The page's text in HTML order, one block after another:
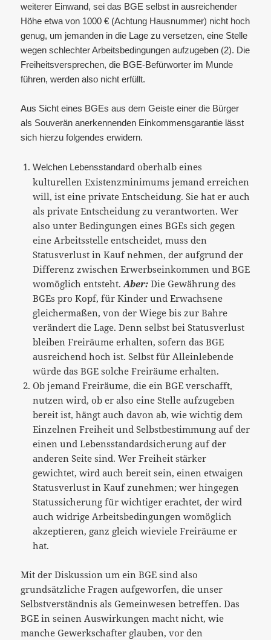
weiterer Einwand, sei das BGE selbst in ausreichender
Höhe etwa von 1000 € (Achtung Hausnummer) nicht hoch
genug, um jemanden in die Lage zu versetzen, eine Stelle
wegen schlechter Arbeitsbedingungen aufzugeben (2). Die
Freiheitsversprechen, die BGE-Befürworter im Munde
führen, werden also nicht erfüllt.
Aus Sicht eines BGEs aus dem Geiste einer die Bürger
als Souverän anerkennenden Einkommensgarantie lässt
sich hierzu folgendes erwidern.
Welchen Lebensstandard oberhalb eines
kulturellen Existenzminimums jemand erreichen
will, ist eine private Entscheidung. Sie hat er auch
als private Entscheidung zu verantworten. Wer
also unter Bedingungen eines BGEs sich gegen
eine Arbeitsstelle entscheidet, muss den
Statusverlust in Kauf nehmen, der aufgrund der
Differenz zwischen Erwerbseinkommen und BGE
womöglich entsteht.Aber: Die Gewährung des
BGEs pro Kopf, für Kinder und Erwachsene
gleichermaßen, von der Wiege bis zur Bahre
verändert die Lage. Denn selbst bei Statusverlust
bleiben Freiräume erhalten, sofern das BGE
ausreichend hoch ist. Selbst für Alleinlebende
würde das BGE solche Freiräume erhalten.
Ob jemand Freiräume, die ein BGE verschafft,
nutzen wird, ob er also eine Stelle aufzugeben
bereit ist, hängt auch davon ab, wie wichtig dem
Einzelnen Freiheit und Selbstbestimmung auf der
einen und Lebensstandardsicherung auf der
anderen Seite sind. Wer Freiheit stärker
gewichtet, wird auch bereit sein, einen etwaigen
Statusverlust in Kauf zunehmen; wer hingegen
Statussicherung für wichtiger erachtet, der wird
auch widrige Arbeitsbedingungen womöglich
akzeptieren, ganz gleich wieviele Freiräume er
hat.
Mit der Diskussion um ein BGE sind also
grundsätzliche Fragen aufgeworfen, die unser
Selbstverständnis als Gemeinwesen betreffen. Das
BGE in seinen Auswirkungen macht nicht, wie
manche Gewerkschafter glauben, vor den